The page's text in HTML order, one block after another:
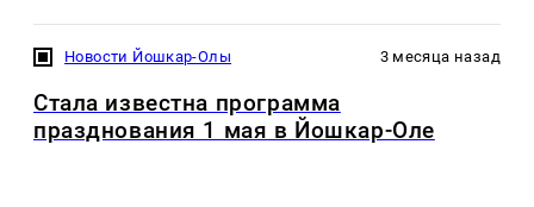
Новости Йошкар-Олы 3 месяца назад
Стала известна программа
празднования 1 мая в Йошкар-Оле